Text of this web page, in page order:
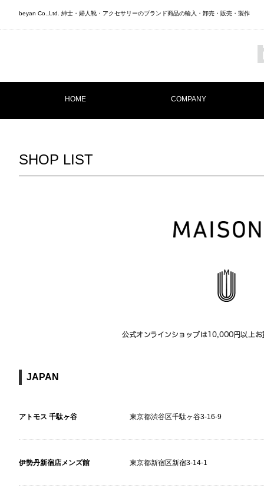
beyan Co.,Ltd. 紳士・婦人靴・アクセサリーのブランド商品の輸入・卸売・販売・製作
HOME COMPANY
SHOP LIST
JAPAN
アトモス 千駄ヶ谷 東京都渋谷区千駄ヶ谷3-16-9
伊勢丹新宿店メンズ館 東京都新宿区新宿3-14-1